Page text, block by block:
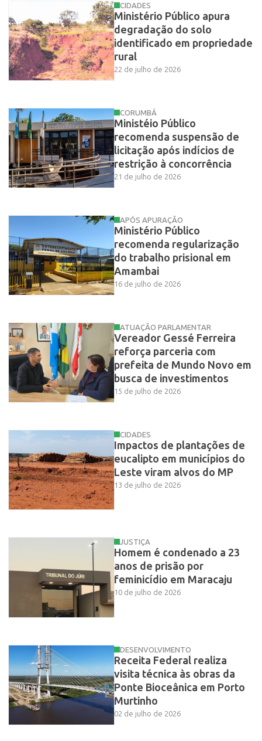
CIDADES
Ministério Público apura
degradação do solo
identificado em propriedade
rural
22 de julho de 2026
CORUMBÁ
Ministéio Público
recomenda suspensão de
licitação após indícios de
restrição à concorrência
21 de julho de 2026
APÓS APURAÇÃO
Ministério Público
recomenda regularização
do trabalho prisional em
Amambai
16 de julho de 2026
ATUAÇÃO PARLAMENTAR
Vereador Gessé Ferreira
reforça parceria com
prefeita de Mundo Novo em
busca de investimentos
15 de julho de 2026
CIDADES
Impactos de plantações de
eucalipto em municípios do
Leste viram alvos do MP
13 de julho de 2026
JUSTIÇA
Homem é condenado a 23
anos de prisão por
feminicídio em Maracaju
10 de julho de 2026
DESENVOLVIMENTO
Receita Federal realiza
visita técnica às obras da
Ponte Bioceânica em Porto
Murtinho
02 de julho de 2026